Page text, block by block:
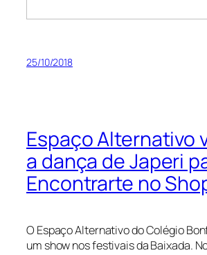
25/10/2018
Espaço Alternativo
a dança de Japeri
Encontrarte no
O Espaço Alternativo do Colégio
um show nos festivais da Baixada.